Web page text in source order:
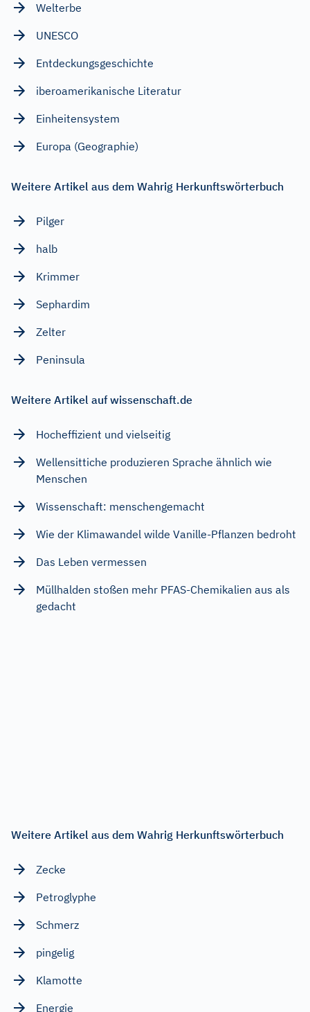
Welterbe
UNESCO
Entdeckungsgeschichte
iberoamerikanische Literatur
Einheitensystem
Europa (Geographie)
Weitere Artikel aus dem Wahrig Herkunftswörterbuch
Pilger
halb
Krimmer
Sephardim
Zelter
Peninsula
Weitere Artikel auf wissenschaft.de
Hocheffizient und vielseitig
Wellensittiche produzieren Sprache ähnlich wie
Menschen
Wissenschaft: menschengemacht
Wie der Klimawandel wilde Vanille-Pflanzen bedroht
Das Leben vermessen
Müllhalden stoßen mehr PFAS-Chemikalien aus als
gedacht
Weitere Artikel aus dem Wahrig Herkunftswörterbuch
Zecke
Petroglyphe
Schmerz
pingelig
Klamotte
Energie